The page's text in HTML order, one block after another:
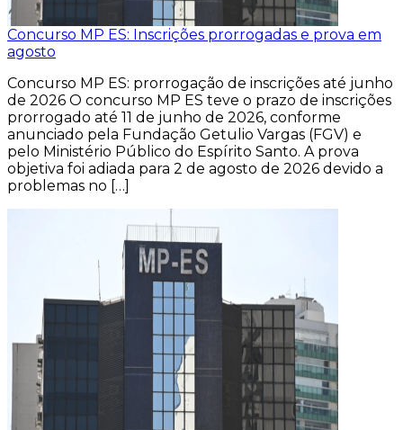
Concurso MP ES: Inscrições prorrogadas e prova em
agosto
Concurso MP ES: prorrogação de inscrições até junho
de 2026 O concurso MP ES teve o prazo de inscrições
prorrogado até 11 de junho de 2026, conforme
anunciado pela Fundação Getulio Vargas (FGV) e
pelo Ministério Público do Espírito Santo. A prova
objetiva foi adiada para 2 de agosto de 2026 devido a
problemas no […]